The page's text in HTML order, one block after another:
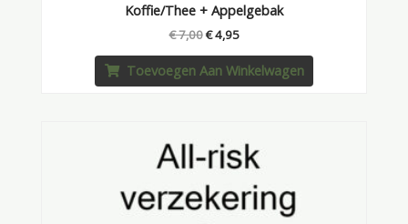
Koffie/Thee + Appelgebak
€7,00€4,95
Toevoegen Aan Winkelwagen